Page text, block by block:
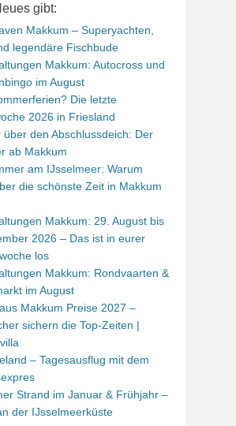
gibt:
Makkum – Superyachten,
legendäre Fischbude
Makkum: Autocross und
im August
Die letzte
2026 in Friesland
über den Abschlussdeich: Der
ab Makkum
am IJsselmeer: Warum
die schönste Zeit in Makkum
Makkum: 29. August bis
2026 – Das ist in eurer
los
Makkum: Rondvaarten &
im August
Makkum Preise 2027 –
sichern die Top-Zeiten |
– Tagesausflug mit dem
Strand im Januar & Frühjahr –
der IJsselmeerküste